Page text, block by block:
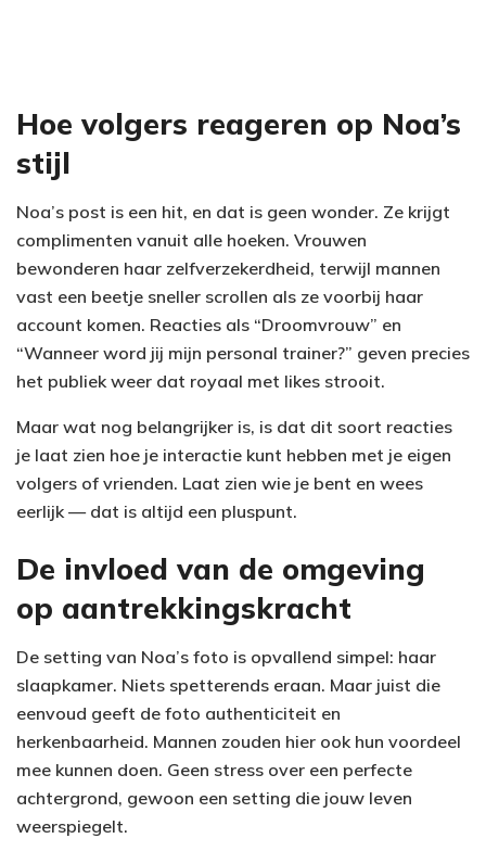
Hoe volgers reageren op Noa’s
stijl
Noa’s post is een hit, en dat is geen wonder. Ze krijgt
complimenten vanuit alle hoeken. Vrouwen
bewonderen haar zelfverzekerdheid, terwijl mannen
vast een beetje sneller scrollen als ze voorbij haar
account komen. Reacties als “Droomvrouw” en
“Wanneer word jij mijn personal trainer?” geven precies
het publiek weer dat royaal met likes strooit.
Maar wat nog belangrijker is, is dat dit soort reacties
je laat zien hoe je interactie kunt hebben met je eigen
volgers of vrienden. Laat zien wie je bent en wees
eerlijk — dat is altijd een pluspunt.
De invloed van de omgeving
op aantrekkingskracht
De setting van Noa’s foto is opvallend simpel: haar
slaapkamer. Niets spetterends eraan. Maar juist die
eenvoud geeft de foto authenticiteit en
herkenbaarheid. Mannen zouden hier ook hun voordeel
mee kunnen doen. Geen stress over een perfecte
achtergrond, gewoon een setting die jouw leven
weerspiegelt.